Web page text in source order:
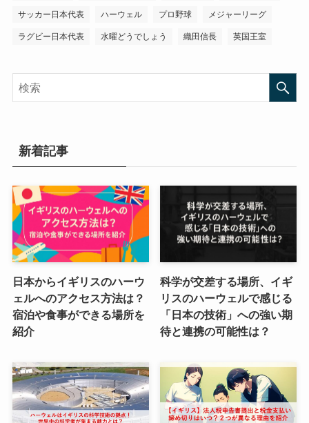
サッカー日本代表 ハーウェル プロ野球 メジャーリーグ
ラグビー日本代表 水曜どうでしょう 織田信長 英国王室
新着記事
日本からイギリスのハーウ
ェルへのアクセス方法は？
宿泊や食事ができる場所を
紹介
科学が交差する場所、イギ
リスのハーウェルで感じる
「日本の技術」への強い期
待と連携の可能性は？